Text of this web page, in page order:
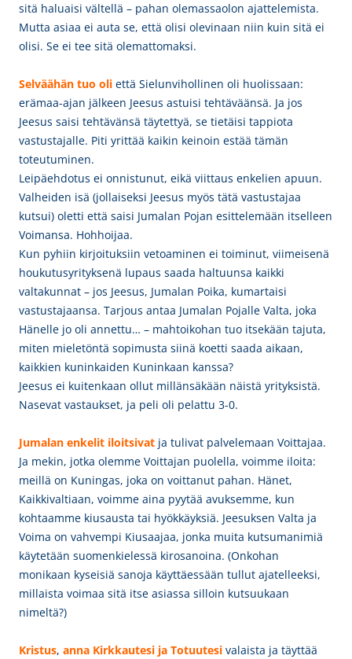
sitä haluaisi vältellä – pahan olemassaolon ajattelemista.
Mutta asiaa ei auta se, että olisi olevinaan niin kuin sitä ei
olisi. Se ei tee sitä olemattomaksi.
Selväähän tuo oli että Sielunvihollinen oli huolissaan:
erämaa-ajan jälkeen Jeesus astuisi tehtäväänsä. Ja jos
Jeesus saisi tehtävänsä täytettyä, se tietäisi tappiota
vastustajalle. Piti yrittää kaikin keinoin estää tämän
toteutuminen.
Leipäehdotus ei onnistunut, eikä viittaus enkelien apuun.
Valheiden isä (jollaiseksi Jeesus myös tätä vastustajaa
kutsui) oletti että saisi Jumalan Pojan esittelemään itselleen
Voimansa. Hohhoijaa.
Kun pyhiin kirjoituksiin vetoaminen ei toiminut, viimeisenä
houkutusyrityksenä lupaus saada haltuunsa kaikki
valtakunnat – jos Jeesus, Jumalan Poika, kumartaisi
vastustajaansa. Tarjous antaa Jumalan Pojalle Valta, joka
Hänelle jo oli annettu… – mahtoikohan tuo itsekään tajuta,
miten mieletöntä sopimusta siinä koetti saada aikaan,
kaikkien kuninkaiden Kuninkaan kanssa?
Jeesus ei kuitenkaan ollut millänsäkään näistä yrityksistä.
Nasevat vastaukset, ja peli oli pelattu 3-0.
Jumalan enkelit iloitsivat ja tulivat palvelemaan Voittajaa.
Ja mekin, jotka olemme Voittajan puolella, voimme iloita:
meillä on Kuningas, joka on voittanut pahan. Hänet,
Kaikkivaltiaan, voimme aina pyytää avuksemme, kun
kohtaamme kiusausta tai hyökkäyksiä. Jeesuksen Valta ja
Voima on vahvempi Kiusaajaa, jonka muita kutsumanimiä
käytetään suomenkielessä kirosanoina. (Onkohan
monikaan kyseisiä sanoja käyttäessään tullut ajatelleeksi,
millaista voimaa sitä itse asiassa silloin kutsuukaan
nimeltä?)
Kristus, anna Kirkkautesi ja Totuutesi valaista ja täyttää